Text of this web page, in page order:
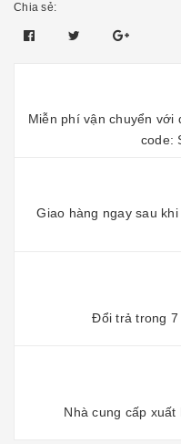
Chia sẻ:
Miễn phí vận chuyển
code:
Giao hàng ngay sau
Đổi trả trong 7
Nhà cung cấp